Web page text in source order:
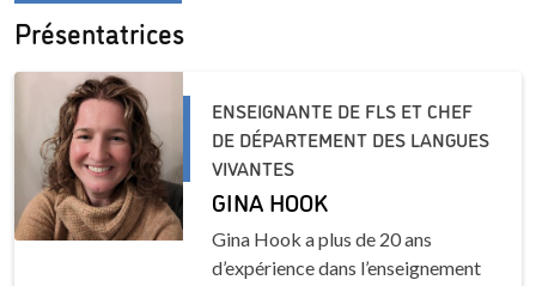
Présentatrices
ENSEIGNANTE DE FLS ET CHEF
DE DÉPARTEMENT DES LANGUES
VIVANTES
GINA HOOK
Gina Hook a plus de 20 ans
d’expérience dans l’enseignement